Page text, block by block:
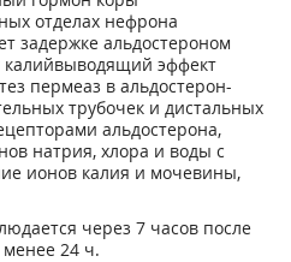
отделах нефрона
задержке альдостероном
калийвыводящий эффект
пермеаз в альдостерон-
трубочек и дистальных
альдостерона,
натрия, хлора и воды с
ионов калия и мочевины,
через 7 часов после
24 ч.